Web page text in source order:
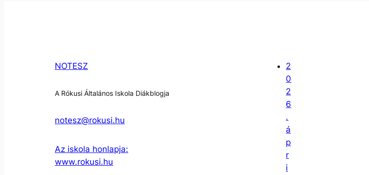
NOTESZ
A Rókusi Általános Iskola Diákblogja
notesz@rokusi.hu
Az iskola honlapja:
www.rokusi.hu
2
0
2
6
.
á
p
r
i